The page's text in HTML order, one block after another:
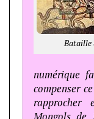
Bataille
numérique
compenser